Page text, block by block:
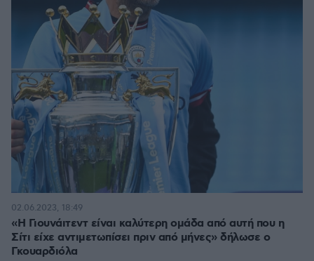
«Η Γιουνάιτεντ είναι καλύτερη ομάδα από αυτή που η
Σίτι είχε αντιμετωπίσει πριν από μήνες» δήλωσε ο
Γκουαρδιόλα
02.06.2023, 18:49